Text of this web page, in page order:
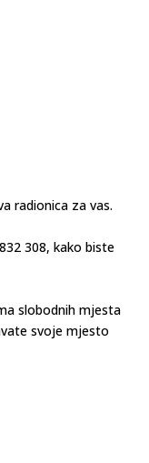
radionica za vas.
308, kako biste
slobodnih mjesta
svoje mjesto